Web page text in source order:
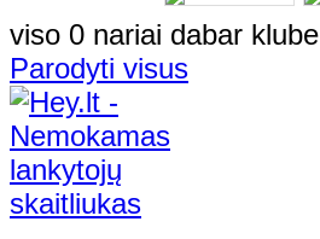
viso 0 nariai dabar klube
Parodyti visus